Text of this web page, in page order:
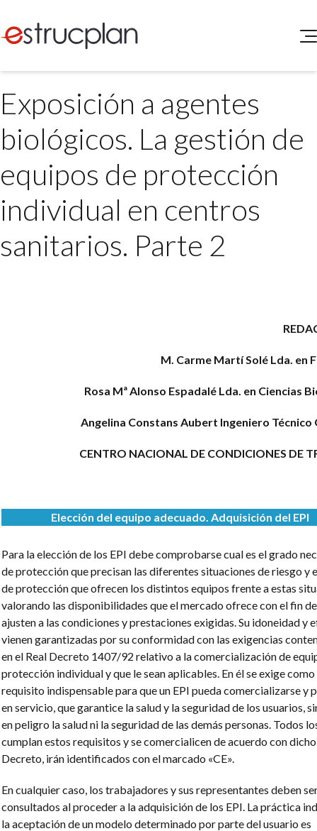
SERVICIOS
Higiene y Seguridad
Medio Ambiente
Legislación
NOVEDADES
INGRESAR
Portal de Clientes
Buscador de Legislación
Matriz Premium
Matriz Profesional
Exposición a agentes
biológicos. La gestión de
equipos de protección
individual en centros
sanitarios. Parte 2
M. Carme Martí Solé Lda. en
Rosa Mª Alonso Espadalé Lda. en Ciencias
Angelina Constans Aubert Ingeniero Técnico
CENTRO NACIONAL DE CONDICIONES DE
Elección del equipo adecuado. Adquisición del EPI
Para la elección de los EPI debe comprobarse cual es el grado
de protección que precisan las diferentes situaciones de riesgo y
de protección que ofrecen los distintos equipos frente a estas
valorando las disponibilidades que el mercado ofrece con el fin
ajusten a las condiciones y prestaciones exigidas. Su idoneidad y
vienen garantizadas por su conformidad con las exigencias
en el Real Decreto 1407/92 relativo a la comercialización de
protección individual y que le sean aplicables. En él se exige como
requisito indispensable para que un EPI pueda comercializarse y
en servicio, que garantice la salud y la seguridad de los usuarios,
en peligro la salud ni la seguridad de las demás personas. Todos
cumplan estos requisitos y se comercialicen de acuerdo con
Decreto, irán identificados con el marcado «CE».
En cualquier caso, los trabajadores y sus representantes deben
consultados al proceder a la adquisición de los EPI. La práctica
la aceptación de un modelo determinado por parte del usuario es